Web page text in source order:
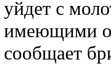
уйдет с
имеющими
сообщает